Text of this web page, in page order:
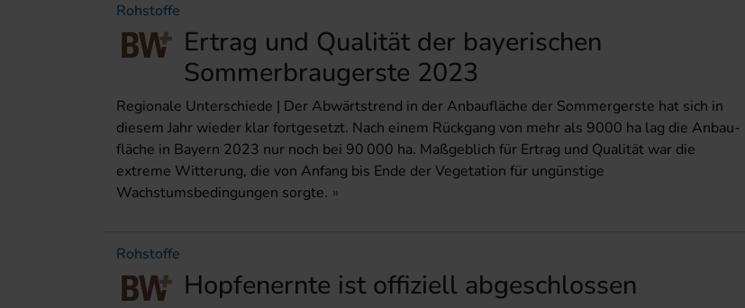
Rohstoffe
Ertrag und Qualität der bayerischen
Sommerbrau­gerste 2023
Regionale Unterschiede | Der Abwärtstrend in der Anbau­fläche der Sommergerste hat sich in
diesem Jahr wieder klar fortgesetzt. Nach einem Rückgang von mehr als 9000 ha lag die Anbau­
fläche in Bayern 2023 nur noch bei 90 000 ha. Maßgeblich für Ertrag und Qualität war die
extreme Witterung, die von Anfang bis Ende der Vegetation für ungünstige
Wachstumsbedingungen sorgte.
Rohstoffe
Hopfenernte ist offiziell abgeschlossen